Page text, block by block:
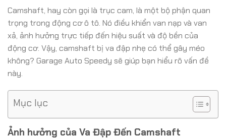
Camshaft, hay còn gọi là trục cam, là một bộ phận quan
trọng trong động cơ ô tô. Nó điều khiển van nạp và van
xả, ảnh hưởng trực tiếp đến hiệu suất và độ bền của
động cơ. Vậy, camshaft bị va đập nhẹ có thể gây méo
không? Garage Auto Speedy sẽ giúp bạn hiểu rõ vấn đề
này.
Mục lục
Ảnh hưởng của Va Đập Đến Camshaft